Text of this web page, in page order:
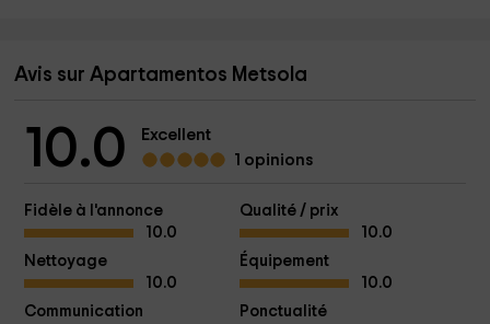
Avis sur Apartamentos Metsola
10.0
Excellent
1 opinions
Fidèle à l'annonce
10.0
Qualité / prix
10.0
Nettoyage
10.0
Équipement
10.0
Communication
Ponctualité